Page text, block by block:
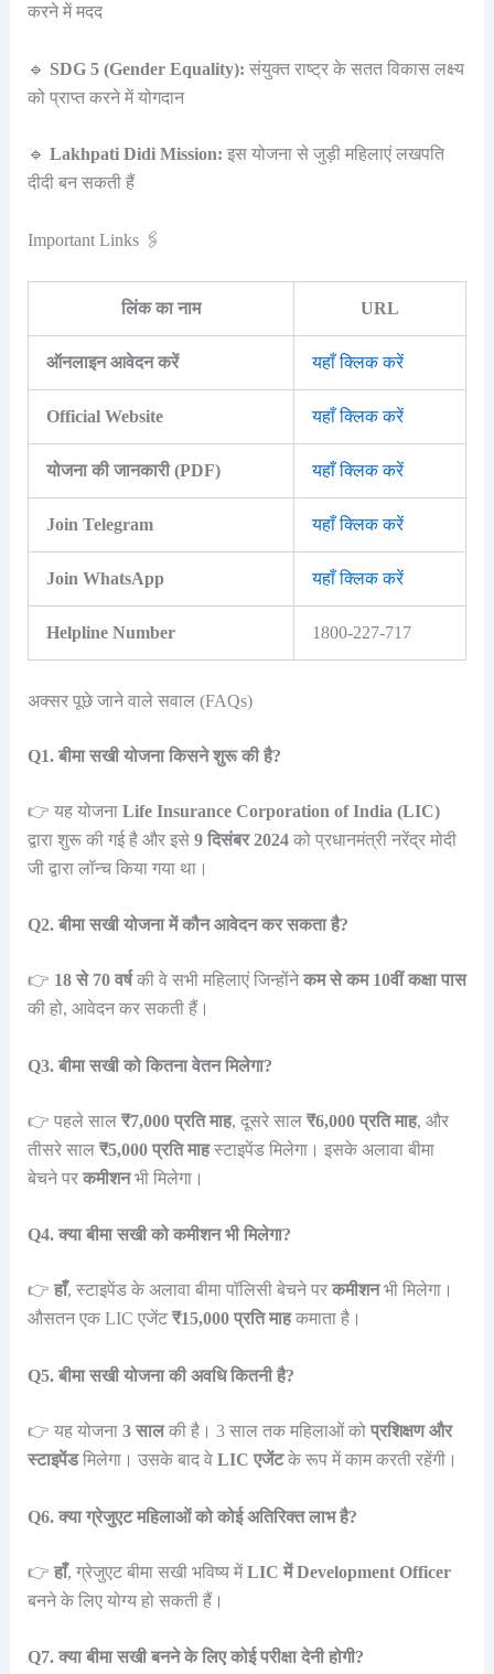
करने में मदद
🔹 SDG 5 (Gender Equality): संयुक्त राष्ट्र के सतत विकास लक्ष्य
को प्राप्त करने में योगदान
🔹 Lakhpati Didi Mission: इस योजना से जुड़ी महिलाएं लखपति
दीदी बन सकती हैं
Important Links 🖇️
लिंक का नाम URL
ऑनलाइन आवेदन करें यहाँ क्लिक करें
Official Website यहाँ क्लिक करें
योजना की जानकारी (PDF) यहाँ क्लिक करें
Join Telegram यहाँ क्लिक करें
Join WhatsApp यहाँ क्लिक करें
Helpline Number 1800-227-717
अक्सर पूछे जाने वाले सवाल (FAQs)
Q1. बीमा सखी योजना किसने शुरू की है?
👉 यह योजना Life Insurance Corporation of India (LIC)
द्वारा शुरू की गई है और इसे 9 दिसंबर 2024को प्रधानमंत्री नरेंद्र मोदी
जी द्वारा लॉन्च किया गया था।
Q2. बीमा सखी योजना में कौन आवेदन कर सकता है?
👉 18 से 70 वर्षकी वे सभी महिलाएं जिन्होंनेकम से कम 10वीं कक्षा पास
की हो, आवेदन कर सकती हैं।
Q3. बीमा सखी को कितना वेतन मिलेगा?
👉 पहले साल ₹7,000 प्रति माह, दूसरे साल ₹6,000 प्रति माह, और
तीसरे साल ₹5,000 प्रति माहस्टाइपेंड मिलेगा। इसके अलावा बीमा
बेचने पर कमीशनभी मिलेगा।
Q4. क्या बीमा सखी को कमीशन भी मिलेगा?
👉 हाँ, स्टाइपेंड के अलावा बीमा पॉलिसी बेचने पर कमीशनभी मिलेगा।
औसतन एक LIC एजेंट₹15,000 प्रति माहकमाता है।
Q5. बीमा सखी योजना की अवधि कितनी है?
👉 यह योजना 3 सालकी है। 3 साल तक महिलाओं को प्रशिक्षण और
स्टाइपेंडमिलेगा। उसके बाद वे LIC एजेंटके रूप में काम करती रहेंगी।
Q6. क्या ग्रेजुएट महिलाओं को कोई अतिरिक्त लाभ है?
👉 हाँ, ग्रेजुएट बीमा सखी भविष्य मेंLIC में Development Officer
बनने के लिए योग्य हो सकती हैं।
Q7. क्या बीमा सखी बनने के लिए कोई परीक्षा देनी होगी?